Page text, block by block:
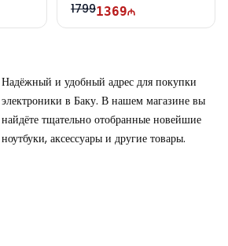
17991369
Надёжный и удобный адрес для покупки
электроники в Баку. В нашем магазине вы
найдёте тщательно отобранные новейшие
ноутбуки, аксессуары и другие товары.